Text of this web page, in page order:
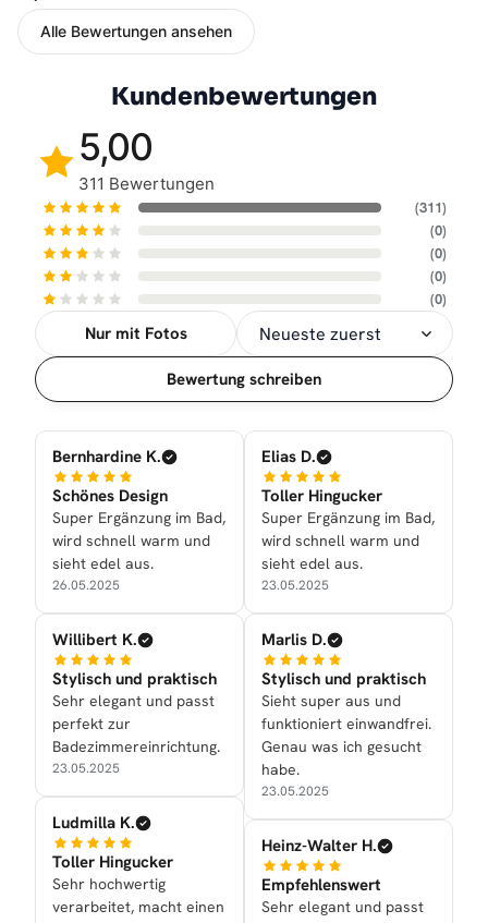
Alle Bewertungen ansehen
Kundenbewertungen
5,00
311 Bewertungen
(311)
(0)
(0)
(0)
(0)
Nur mit Fotos
Sortierung
Bewertung schreiben
Bernhardine K.
Schönes Design
Super Ergänzung im Bad,
wird schnell warm und
sieht edel aus.
26.05.2025
Willibert K.
Stylisch und praktisch
Sehr elegant und passt
perfekt zur
Badezimmereinrichtung.
23.05.2025
Ludmilla K.
Toller Hingucker
Sehr hochwertig
verarbeitet, macht einen
Elias D.
Toller Hingucker
Super Ergänzung im Bad,
wird schnell warm und
sieht edel aus.
23.05.2025
Marlis D.
Stylisch und praktisch
Sieht super aus und
funktioniert einwandfrei.
Genau was ich gesucht
habe.
23.05.2025
Heinz-Walter H.
Empfehlenswert
Sehr elegant und passt